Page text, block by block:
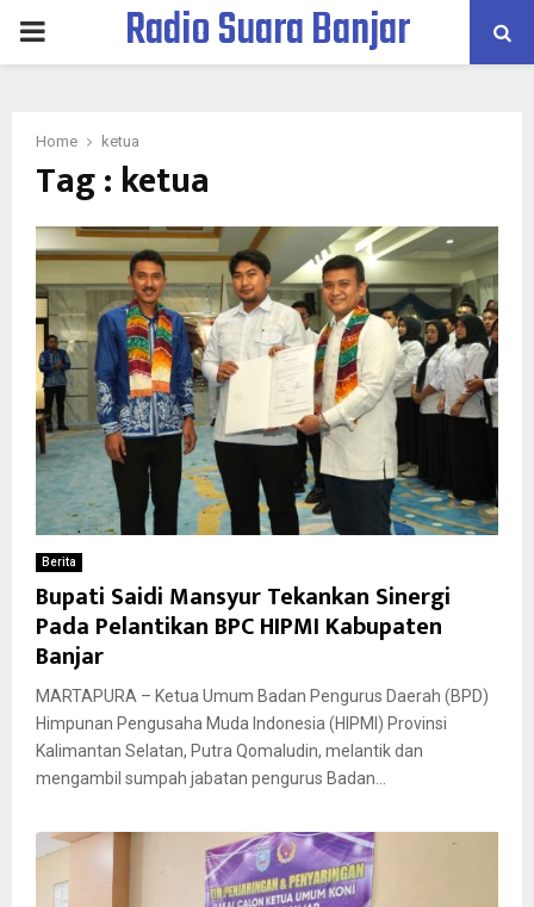
PRIMARYRadio Suara Banjar
Home ketua
Tag : ketua
Berita
Bupati Saidi Mansyur Tekankan Sinergi
Pada Pelantikan BPC HIPMI Kabupaten
Banjar
MARTAPURA – Ketua Umum Badan Pengurus Daerah (BPD)
Himpunan Pengusaha Muda Indonesia (HIPMI) Provinsi
Kalimantan Selatan, Putra Qomaludin, melantik dan
mengambil sumpah jabatan pengurus Badan...